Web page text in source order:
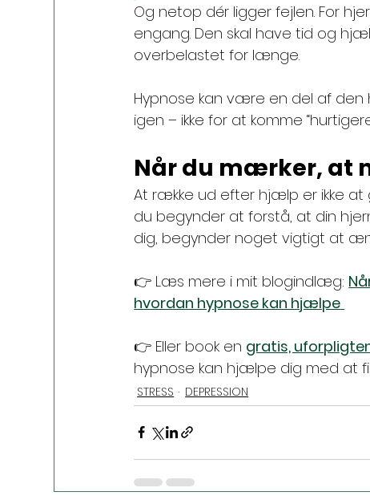
Og netop dér ligger fejlen. For
engang. Den skal have tid og
overbelastet for længe.
Hypnose kan være en del af
igen – ikke for at komme
Når du mærker, at
At række ud efter hjælp er ikke at
du begynder at forstå, at din
dig, begynder noget vigtigt at
👉 Læs mere i mit blogindlæg:
hvordan hypnose kan hjælpe
👉 Eller book en gratis,
hypnose kan hjælpe dig med at
STRESS DEPRESSION